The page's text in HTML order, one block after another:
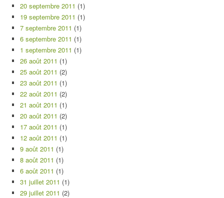
20 septembre 2011 (1)
19 septembre 2011 (1)
7 septembre 2011 (1)
6 septembre 2011 (1)
1 septembre 2011 (1)
26 août 2011 (1)
25 août 2011 (2)
23 août 2011 (1)
22 août 2011 (2)
21 août 2011 (1)
20 août 2011 (2)
17 août 2011 (1)
12 août 2011 (1)
9 août 2011 (1)
8 août 2011 (1)
6 août 2011 (1)
31 juillet 2011 (1)
29 juillet 2011 (2)